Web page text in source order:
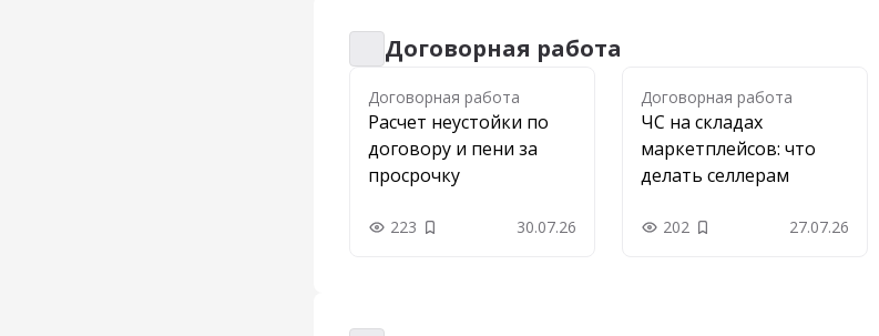
Договорная работа
Договорная работа
Договорная работа
Расчет неустойки по
договору и пени за
просрочку
223 Добавить в закладки
30.07.26
Договорная работа
ЧС на складах
маркетплейсов: что
делать селлерам
202 Добавить в закладки
27.07.26